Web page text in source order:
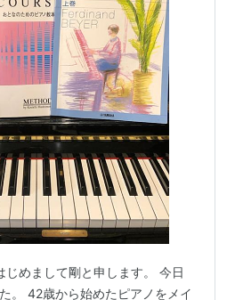
めまして剛と申します。 今日
。 42歳から始めたピアノをメイ